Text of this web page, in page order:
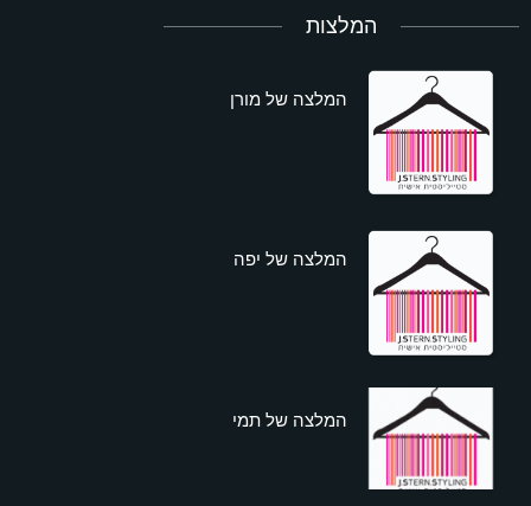
המלצות
המלצה של מורן
המלצה של יפה
המלצה של תמי